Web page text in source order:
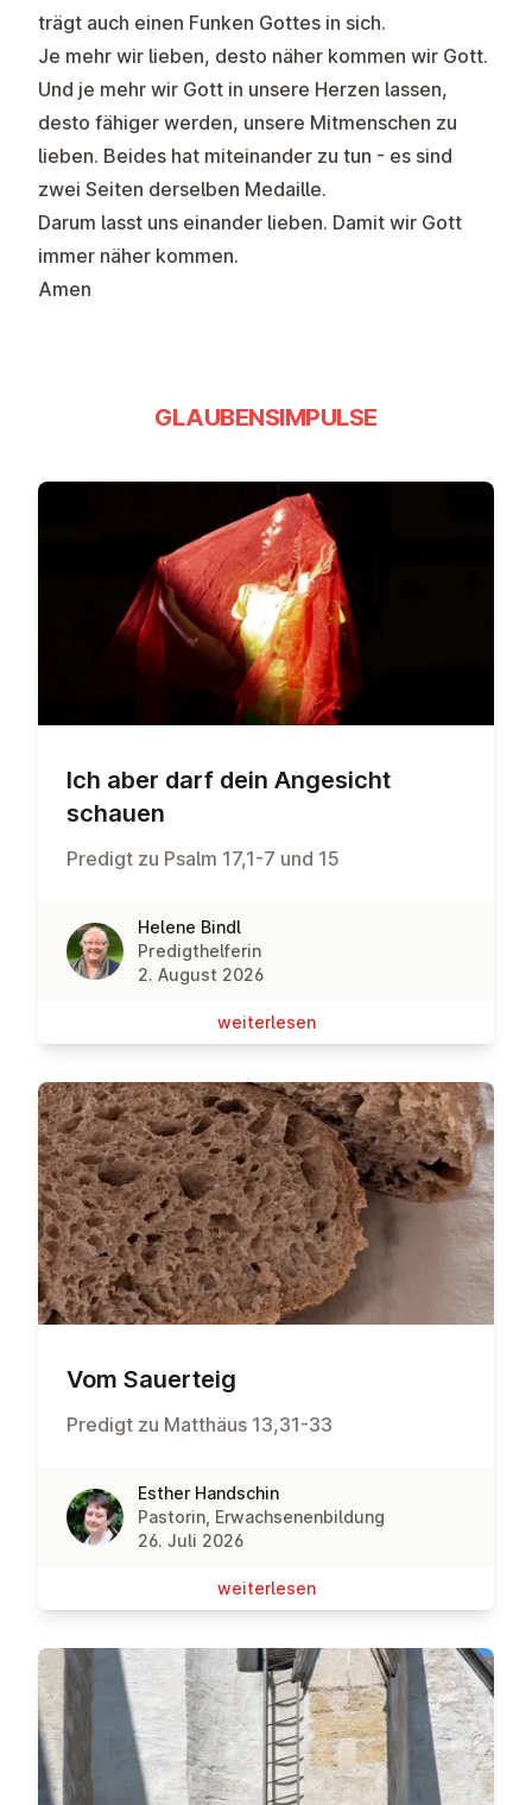
trägt auch einen Funken Gottes in sich.
Je mehr wir lieben, desto näher kommen wir Gott.
Und je mehr wir Gott in unsere Herzen lassen,
desto fähiger werden, unsere Mitmenschen zu
lieben. Beides hat miteinander zu tun - es sind
zwei Seiten derselben Medaille.
Darum lasst uns einander lieben. Damit wir Gott
immer näher kommen.
Amen
GLAUBENSIMPULSE
Ich aber darf dein Angesicht
schauen
Predigt zu Psalm 17,1-7 und 15
Helene Bindl
Predigthelferin
2. August 2026
wei­ter­le­sen
Vom Sauerteig
Predigt zu Matthäus 13,31-33
Esther Handschin
Pastorin, Erwachsenenbildung
26. Juli 2026
wei­ter­le­sen